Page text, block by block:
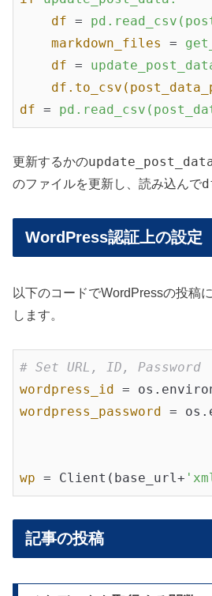
df =
markdown_files
=
df =
df =
更新するかの
のファイルを更新し、読み込んで
WordPress認証上の設定
以下のコードでWordPressの投稿
します。
# Set URL, ID, Password
wordpress_id =
wordpress_password =
wp = Client(base_url+
記事の投稿